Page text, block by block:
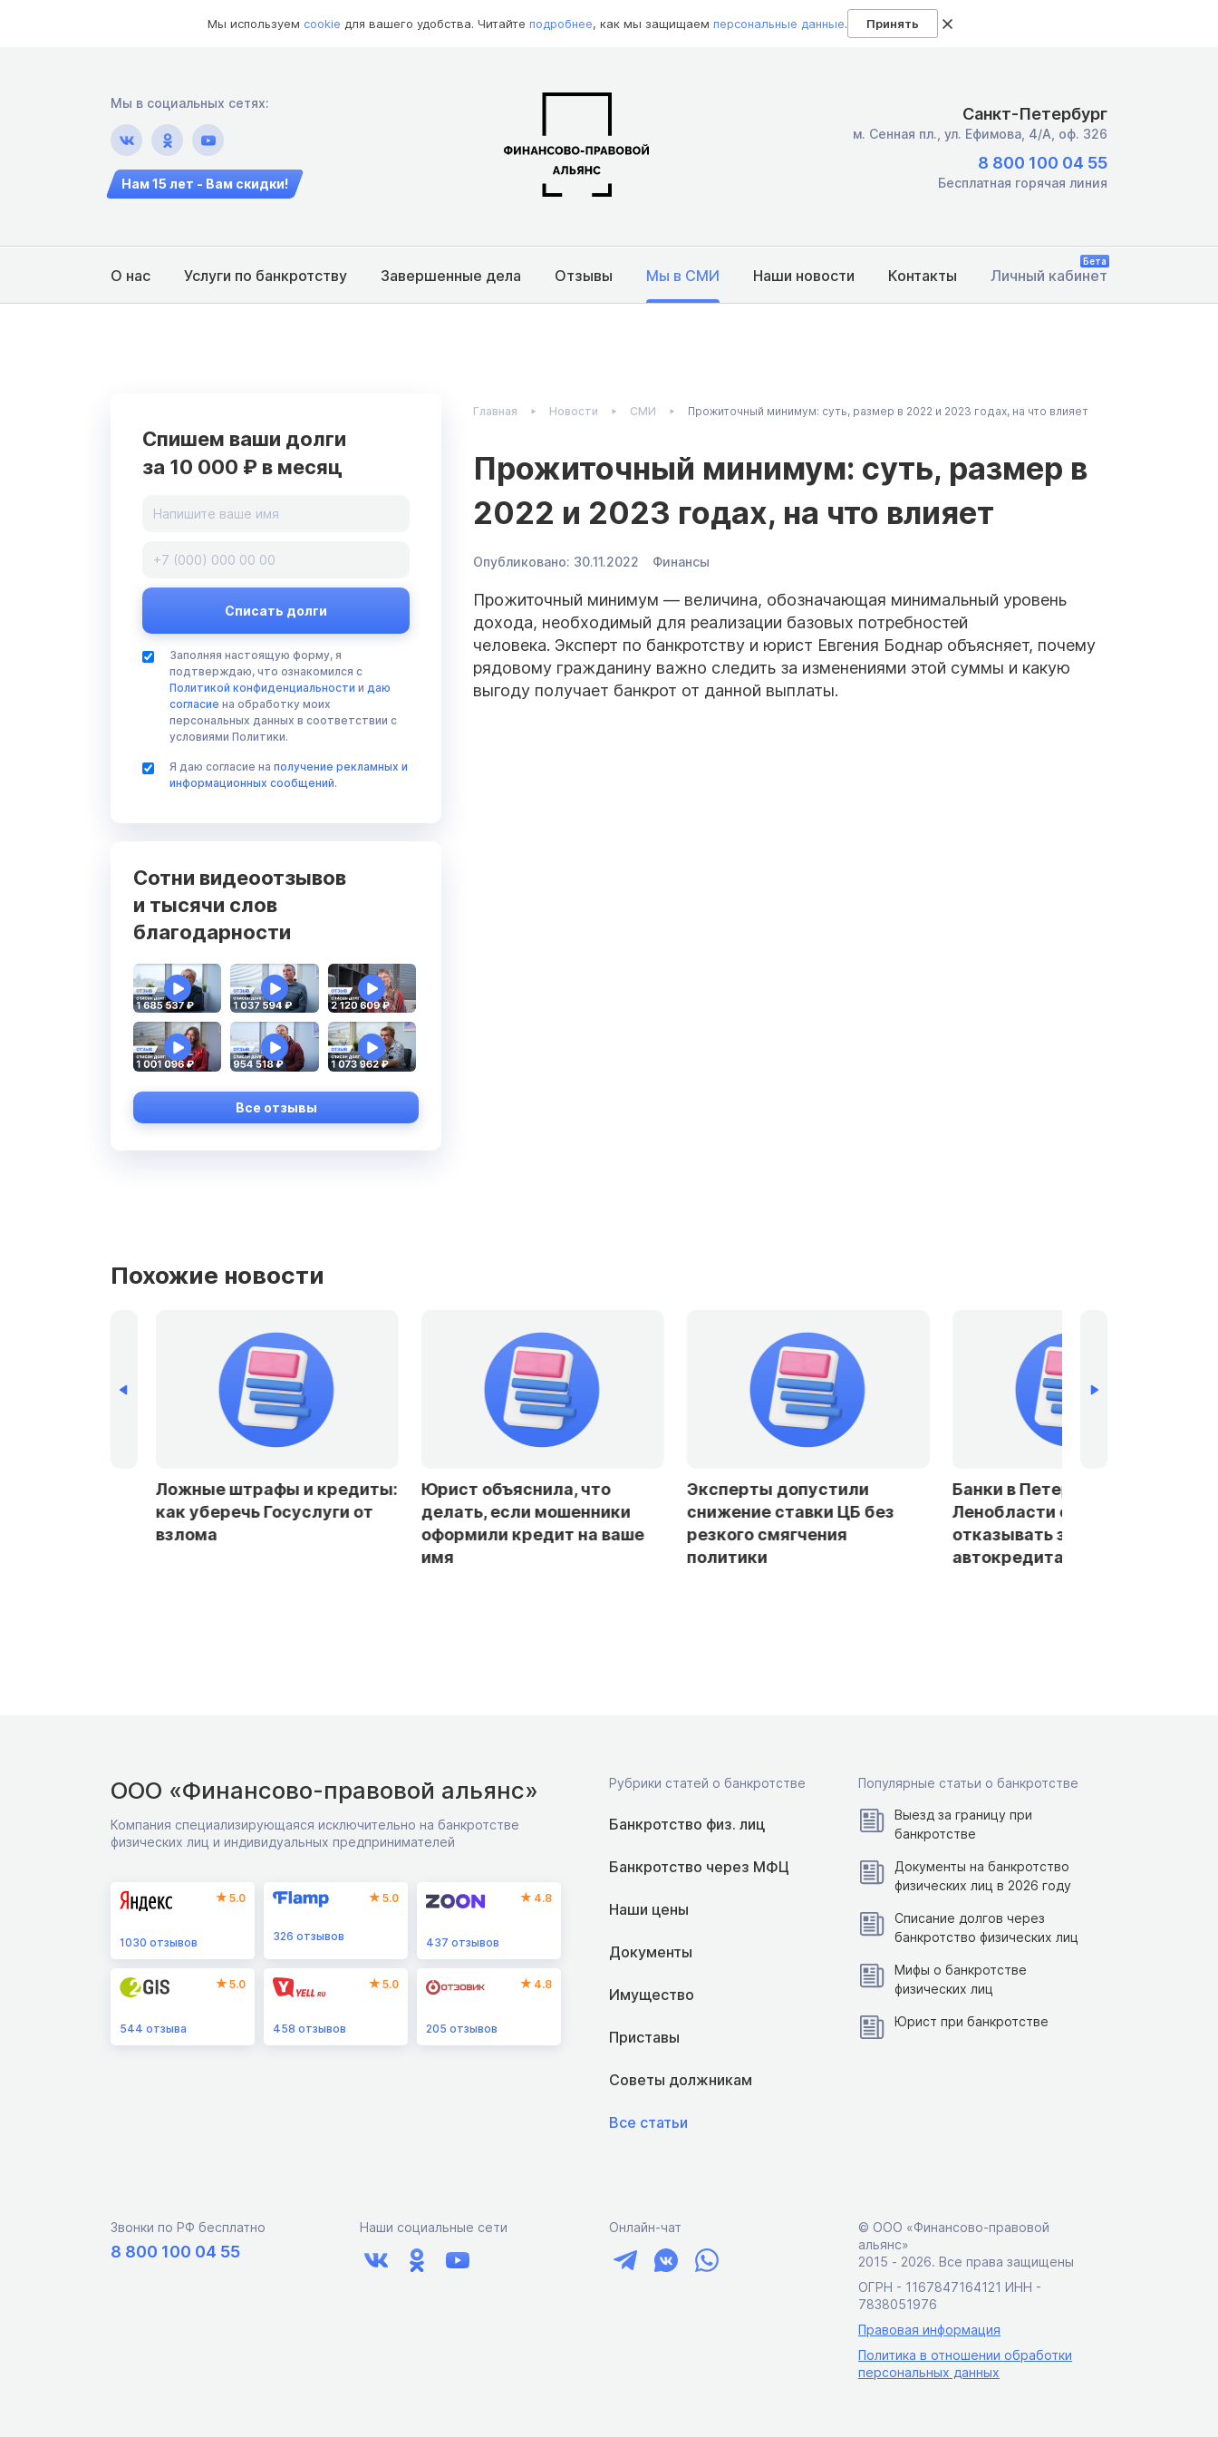
Мы используем cookie для вашего удобства. Читайте подробнее, как мы защищаем персональные данные. Принять
Мы в социальных сетях:
Нам 15 лет - Вам скидки!
Санкт-Петербург
м. Сенная пл., ул. Ефимова, 4/А, оф. 326
8 800 100 04 55
Бесплатная горячая линия
О нас Услуги по банкротству Завершенные дела Отзывы Мы в СМИ Наши новости Контакты Личный кабинет
Бета
Спишем ваши долги
за 10 000 ₽ в месяц
Заполняя настоящую форму, я
подтверждаю, что ознакомился с
Политикой конфиденциальности и даю
согласие на обработку моих
персональных данных в соответствии с
условиями Политики.
Я даю согласие на получение рекламных и
информационных сообщений.
Сотни видеоотзывов
и тысячи слов
благодарности
Все отзывы
Главная Новости СМИ Прожиточный минимум: суть, размер в 2022 и 2023 годах, на что влияет
Прожиточный минимум: суть, размер в
2022 и 2023 годах, на что влияет
Опубликовано: 30.11.2022 Финансы
Прожиточный минимум — величина, обозначающая минимальный уровень
дохода, необходимый для реализации базовых потребностей
человека. Эксперт по банкротству и юрист Евгения Боднар объясняет, почему
рядовому гражданину важно следить за изменениями этой суммы и какую
выгоду получает банкрот от данной выплаты.
Похожие новости
Ложные штрафы и кредиты:
как уберечь Госуслуги от
взлома
Юрист объяснила, что
делать, если мошенники
оформили кредит на ваше
имя
Эксперты допустили
снижение ставки ЦБ без
резкого смягчения
политики
Банки в Петербурге и
Ленобласти стали чаще
отказывать заемщикам в
автокредитах
ООО «Финансово-правовой альянс»
Компания специализирующаяся исключительно на банкротстве
физических лиц и индивидуальных предпринимателей
5.0
1030 отзывов
5.0
326 отзывов
4.8
437 отзывов
5.0
544 отзыва
5.0
458 отзывов
4.8
205 отзывов
Рубрики статей о банкротстве
Банкротство физ. лиц
Банкротство через МФЦ
Наши цены
Документы
Имущество
Приставы
Советы должникам
Все статьи
Популярные статьи о банкротстве
Выезд за границу при
банкротстве
Документы на банкротство
физических лиц в 2026 году
Списание долгов через
банкротство физических лиц
Мифы о банкротстве
физических лиц
Юрист при банкротстве
Звонки по РФ бесплатно
8 800 100 04 55
Наши социальные сети Онлайн-чат
© ООО «Финансово-правовой
альянс»
2015 ‑ 2026. Все права защищены
ОГРН - 1167847164121 ИНН -
7838051976
Правовая информация
Политика в отношении обработки
персональных данных